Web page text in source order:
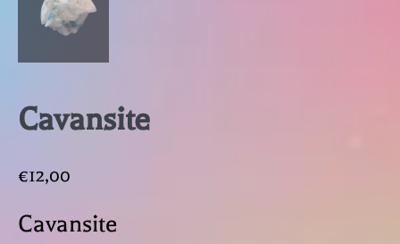
Cavansite
€12,00
Cavansite